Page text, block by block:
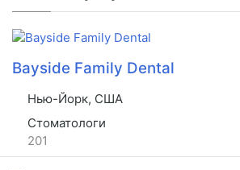
Bayside Family Dental
Нью-Йорк, США
Стоматологи
201